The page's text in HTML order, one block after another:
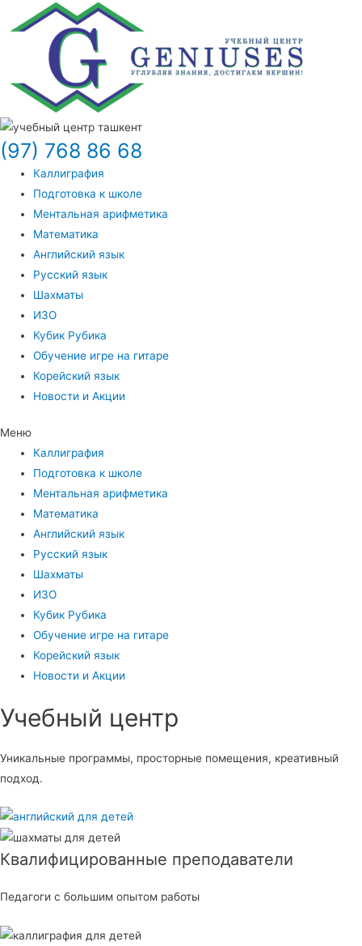
(97) 768 86 68
Каллиграфия
Подготовка к школе
Ментальная арифметика
Математика
Английский язык
Русский язык
Шахматы
ИЗО
Кубик Рубика
Обучение игре на гитаре
Корейский язык
Новости и Акции
Меню
Каллиграфия
Подготовка к школе
Ментальная арифметика
Математика
Английский язык
Русский язык
Шахматы
ИЗО
Кубик Рубика
Обучение игре на гитаре
Корейский язык
Новости и Акции
Учебный центр​
Уникальные программы, просторные помещения, креативный
подход.
Квалифицированные преподаватели
Педагоги с большим опытом работы